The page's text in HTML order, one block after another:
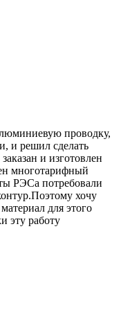
проводку,
и решил сделать
и изготовлен
многотарифный
РЭСа потребовали
хочу
для этого
эту работу